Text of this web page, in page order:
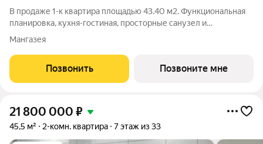
В продаже 1-к квартира площадью 43.40 м2. Функциональная
планировка, кухня-гостиная, просторные санузел и
гардеробная. Квартира расположена на 16-м этаже 24-
на весь срок; - Ипотека 0,11% на
Мангазея
Позвонить Позвоните мне
21 800 000 ₽
45,5 м² 2-комн. квартира 7 этаж из 33